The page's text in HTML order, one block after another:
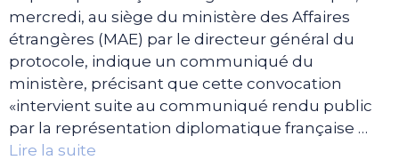
mercredi, au siège du ministère des Affaires
étrangères (MAE) par le directeur général du
protocole, indique un communiqué du
ministère, précisant que cette convocation
«intervient suite au communiqué rendu public
par la représentation diplomatique française …
Lire la suite